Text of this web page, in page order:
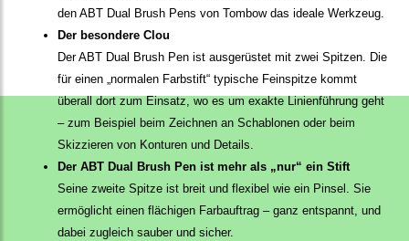
den ABT Dual Brush Pens von Tombow das ideale Werkzeug.
Der besondere Clou
Der ABT Dual Brush Pen ist ausgerüstet mit zwei Spitzen. Die
für einen „normalen Farbstift“ typische Feinspitze kommt
überall dort zum Einsatz, wo es um exakte Linienführung geht
– zum Beispiel beim Zeichnen an Schablonen oder beim
Skizzieren von Konturen und Details.
Der ABT Dual Brush Pen ist mehr als „nur“ ein Stift
Seine zweite Spitze ist breit und flexibel wie ein Pinsel. Sie
ermöglicht einen flächigen Farbauftrag – ganz entspannt, und
dabei zugleich sauber und sicher.